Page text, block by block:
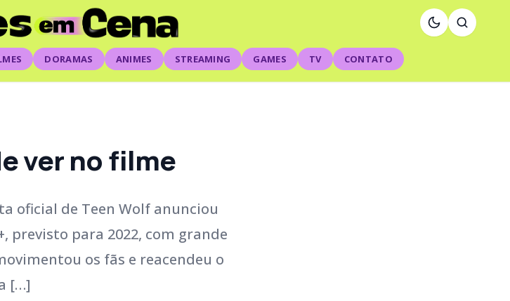
DORAMAS ANIMES STREAMING GAMES TV CONTATO
ver no filme
oficial de Teen Wolf anunciou
previsto para 2022, com grande
os fãs e reacendeu o
[…]